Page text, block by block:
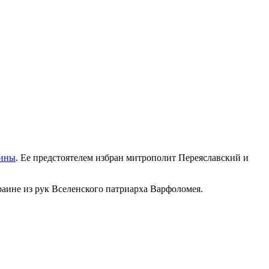
. Ее предстоятелем избран митрополит Переяславский и
из рук Вселенского патриарха Варфоломея.